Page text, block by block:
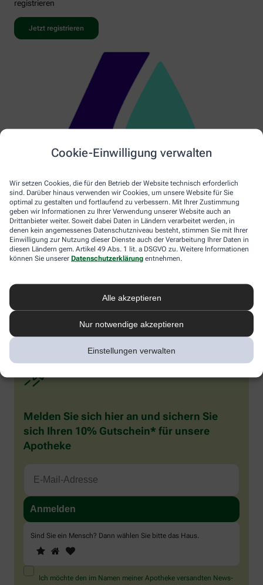
Cookie-Einwilligung verwalten
Wir setzen Cookies, die für den Betrieb der Website technisch erforderlich
sind. Darüber hinaus verwenden wir Cookies, um unsere Website für Sie
optimal zu gestalten und fortlaufend zu verbessern. Mit Ihrer Zustimmung
geben wir Informationen zu Ihrer Verwendung unserer Website auch an
Drittanbieter weiter. Soweit dabei Daten in Ländern verarbeitet werden, in
denen kein angemessenes Datenschutzniveau besteht, stimmen Sie mit Ihrer
Einwilligung zur Nutzung dieser Dienste auch der Verarbeitung Ihrer Daten in
diesen Ländern gem. Artikel 49 Abs. 1 lit. a DSGVO zu. Weitere Informationen
können Sie unserer Datenschutzerklärung entnehmen.
Alle akzeptieren
Nur notwendige akzeptieren
Einstellungen verwalten
registrieren
Jetzt registrieren
Monitoring Systems – Advocacy for a New Accuracy Metric. J Diabetes Sci
Pleus S et al. J Diabetes Sci Technol 2024;18(3):644–652. doi:
10.1177/19322968221141926.
Melden Sie sich hier an und sichern Sie
sich Ihren 10% Gutschein* für unsere
Apotheke
Sind Sie ein Mensch? Dann wählen Sie bitte das Haus.
Sind
Sie
ein
Mensch?
1 2
Ich möchte den im Namen meiner Apotheke versandten News-